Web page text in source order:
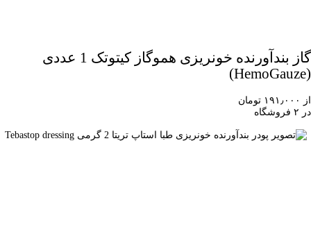
گاز بندآورنده خونریزی هموگاز کیتوتک 1 عددی
(HemoGauze)
از ۱۹۱٫۰۰۰ تومان
در ۲ فروشگاه